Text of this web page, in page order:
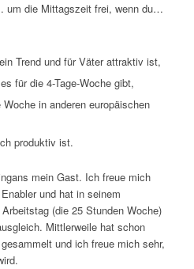
um die Mittagszeit frei, wenn du…
Trend und für Väter attraktiv ist,
für die 4-Tage-Woche gibt,
in anderen europäischen
produktiv ist.
mein Gast. Ich freue mich
und hat in seinem
(die 25 Stunden Woche)
Mittlerweile hat schon
und ich freue mich sehr,